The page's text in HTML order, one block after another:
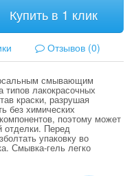
Купить в 1 клик
Отзывов (0)
смывающим
лакокрасочных
краски, разрушая
без химических
поэтому может
отделки. Перед
упаковку во
Смывка-гель легко